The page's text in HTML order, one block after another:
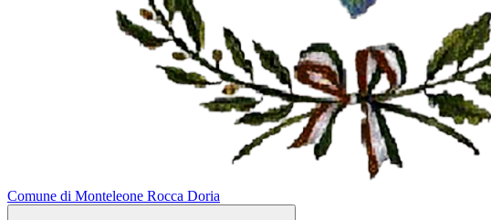
Comune di Monteleone Rocca Doria